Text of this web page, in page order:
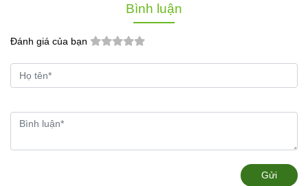
Bình luận
Đánh giá của bạn
Gửi